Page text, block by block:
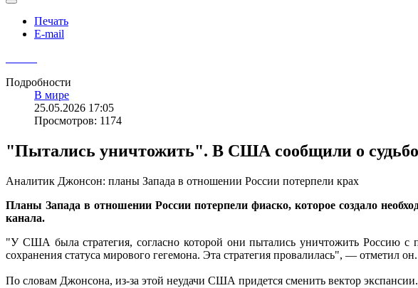
Печать
E-mail
Подробности
В мире
25.05.2026 17:05
Просмотров: 1174
"Пытались уничтожить". В США сообщили о
Аналитик Джонсон: планы Запада в отношении России потерпели крах
Планы Запада в отношении России потерпели фиаско, которое создало
канала.
"У США была стратегия, согласно которой они пытались уничтожить Россию
сохранения статуса мирового гегемона. Эта стратегия провалилась", — отметил он.
По словам Джонсона, из-за этой неудачи США придется сменить вектор экспансии.